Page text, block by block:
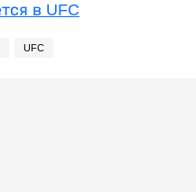
в UFC
UFC